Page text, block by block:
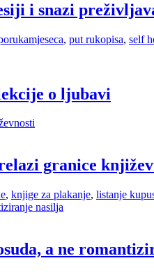
i snazi
, put rukopisa, self
o ljubavi
granice
, knjige za plakanje, listanje
a ne